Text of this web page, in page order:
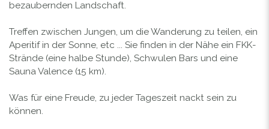
bezaubernden Landschaft.
Treffen zwischen Jungen, um die Wanderung zu teilen, ein
Aperitif in der Sonne, etc ... Sie finden in der Nähe ein FKK-
Strände (eine halbe Stunde), Schwulen Bars und eine
Sauna Valence (15 km).
Was für eine Freude, zu jeder Tageszeit nackt sein zu
können.